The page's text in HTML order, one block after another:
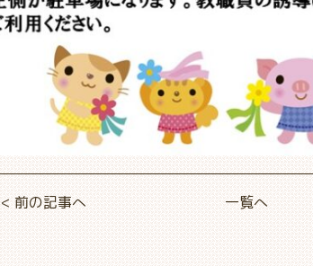
< 前の記事へ 一覧へ